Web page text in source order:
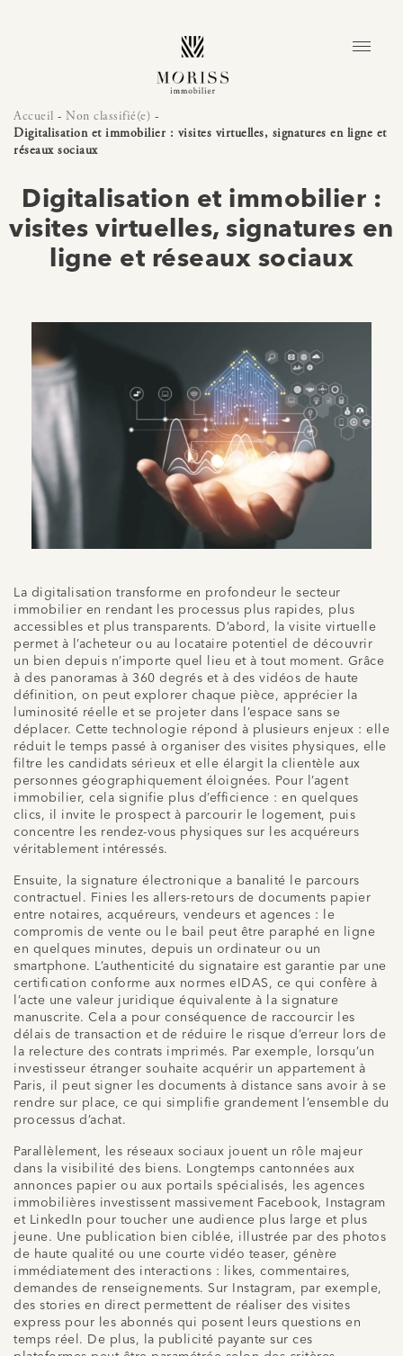
Accueil - Non classifié(e) -
Digitalisation et immobilier : visites virtuelles, signatures en ligne et
réseaux sociaux
Digitalisation et immobilier :
visites virtuelles, signatures en
ligne et réseaux sociaux
La digitalisation transforme en profondeur le secteur
immobilier en rendant les processus plus rapides, plus
accessibles et plus transparents. D’abord, la visite virtuelle
permet à l’acheteur ou au locataire potentiel de découvrir
un bien depuis n’importe quel lieu et à tout moment. Grâce
à des panoramas à 360 degrés et à des vidéos de haute
définition, on peut explorer chaque pièce, apprécier la
luminosité réelle et se projeter dans l’espace sans se
déplacer. Cette technologie répond à plusieurs enjeux : elle
réduit le temps passé à organiser des visites physiques, elle
filtre les candidats sérieux et elle élargit la clientèle aux
personnes géographiquement éloignées. Pour l’agent
immobilier, cela signifie plus d’efficience : en quelques
clics, il invite le prospect à parcourir le logement, puis
concentre les rendez-vous physiques sur les acquéreurs
véritablement intéressés.
Ensuite, la signature électronique a banalité le parcours
contractuel. Finies les allers-retours de documents papier
entre notaires, acquéreurs, vendeurs et agences : le
compromis de vente ou le bail peut être paraphé en ligne
en quelques minutes, depuis un ordinateur ou un
smartphone. L’authenticité du signataire est garantie par une
certification conforme aux normes eIDAS, ce qui confère à
l’acte une valeur juridique équivalente à la signature
manuscrite. Cela a pour conséquence de raccourcir les
délais de transaction et de réduire le risque d’erreur lors de
la relecture des contrats imprimés. Par exemple, lorsqu’un
investisseur étranger souhaite acquérir un appartement à
Paris, il peut signer les documents à distance sans avoir à se
rendre sur place, ce qui simplifie grandement l’ensemble du
processus d’achat.
Parallèlement, les réseaux sociaux jouent un rôle majeur
dans la visibilité des biens. Longtemps cantonnées aux
annonces papier ou aux portails spécialisés, les agences
immobilières investissent massivement Facebook, Instagram
et LinkedIn pour toucher une audience plus large et plus
jeune. Une publication bien ciblée, illustrée par des photos
de haute qualité ou une courte vidéo teaser, génère
immédiatement des interactions : likes, commentaires,
demandes de renseignements. Sur Instagram, par exemple,
des stories en direct permettent de réaliser des visites
express pour les abonnés qui posent leurs questions en
temps réel. De plus, la publicité payante sur ces